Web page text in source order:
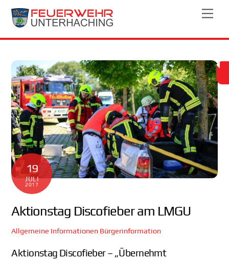
Skip
19
JULI
2017
Aktionstag Discofieber am LMGU
Allgemeine Informationen Bürgerinformation
Aktionstag Discofieber – „Übernehmt